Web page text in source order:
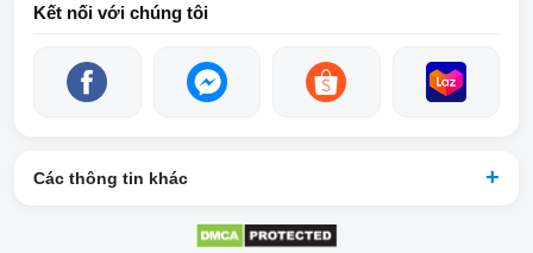
Kết nối với chúng tôi
Các thông tin khác